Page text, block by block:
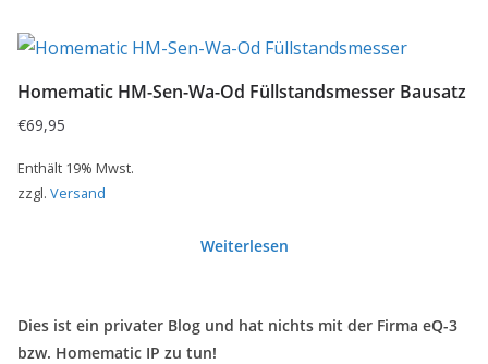
Homematic HM-Sen-Wa-Od Füllstandsmesser Bausatz
€69,95
Enthält 19% Mwst.
zzgl. Versand
Weiterlesen
Dies ist ein privater Blog und hat nichts mit der Firma eQ-3
bzw. Homematic IP zu tun!